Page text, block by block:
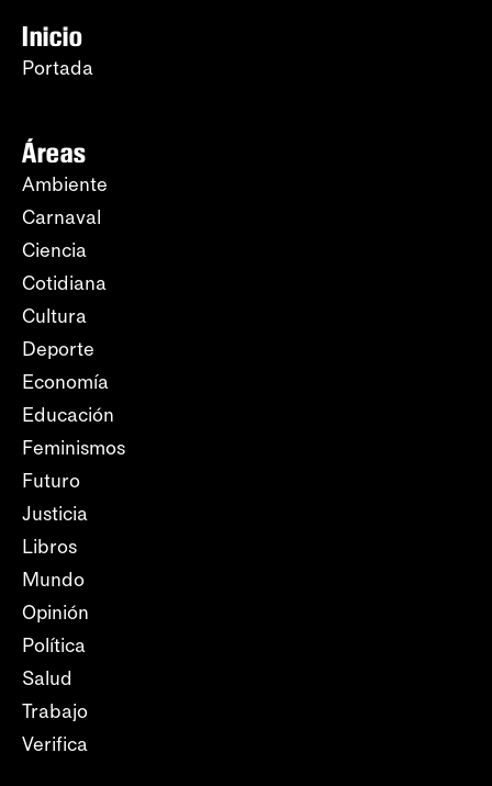
Inicio
Portada
Áreas
Ambiente
Carnaval
Ciencia
Cotidiana
Cultura
Deporte
Economía
Educación
Feminismos
Futuro
Justicia
Libros
Mundo
Opinión
Política
Salud
Trabajo
Verifica